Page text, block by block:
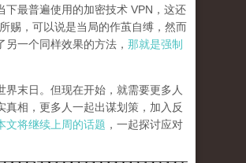
下最普遍使用的加密技术 VPN，这还
赐，可以说是当局的作茧自缚，然而
另一个同样效果的方法， 那就是强制
界末日。但现在开始，就需要更多人
真相，更多人一起出谋划策，加入反
文将继续上周的话题 ，一起探讨应对